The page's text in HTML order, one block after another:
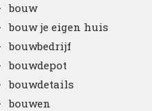
bouw
bouw je eigen huis
bouwbedrijf
bouwdepot
bouwdetails
bouwen